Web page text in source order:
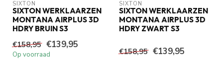
SIXTON
SIXTON WERKLAARZEN
MONTANA AIRPLUS 3D
HDRY BRUIN S3
€158,95 €139,95
Op voorraad
SIXTON
SIXTON WERKLAARZEN
MONTANA AIRPLUS 3D
HDRY ZWART S3
€158,95 €139,95